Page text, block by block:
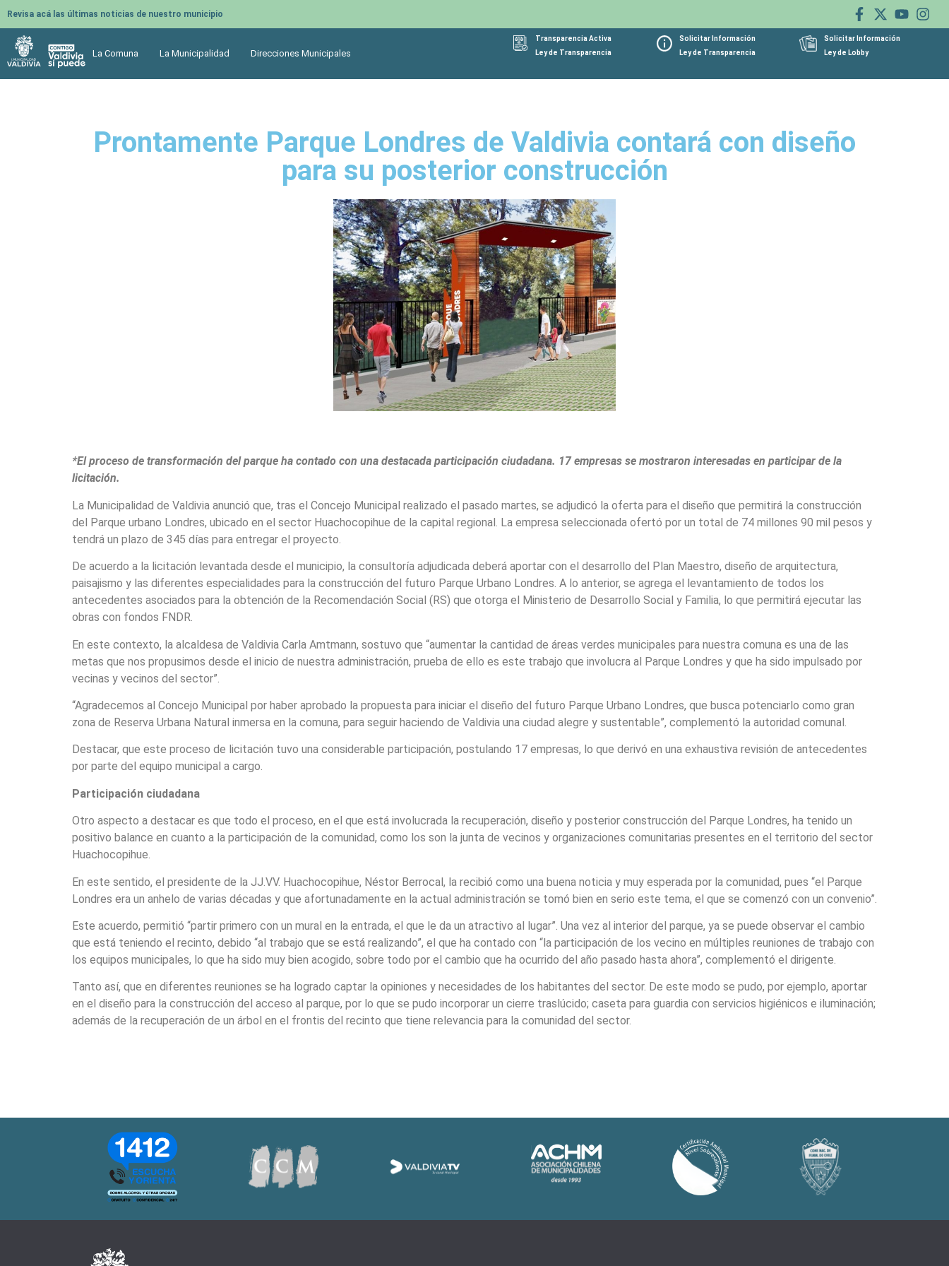
Revisa acá las últimas noticias de nuestro municipio
La Comuna La Municipalidad Direcciones Municipales
Transparencia Activa
Ley de Transparencia
Solicitar Información
Ley de Transparencia
Solicitar Información
Ley de Lobby
Prontamente Parque Londres de Valdivia contará con diseño
para su posterior construcción
*El proceso de transformación del parque ha contado con una destacada participación ciudadana. 17 empresas se mostraron interesadas en participar de la
licitación.
La Municipalidad de Valdivia anunció que, tras el Concejo Municipal realizado el pasado martes, se adjudicó la oferta para el diseño que permitirá la construcción
del Parque urbano Londres, ubicado en el sector Huachocopihue de la capital regional. La empresa seleccionada ofertó por un total de 74 millones 90 mil pesos y
tendrá un plazo de 345 días para entregar el proyecto.
De acuerdo a la licitación levantada desde el municipio, la consultoría adjudicada deberá aportar con el desarrollo del Plan Maestro, diseño de arquitectura,
paisajismo y las diferentes especialidades para la construcción del futuro Parque Urbano Londres. A lo anterior, se agrega el levantamiento de todos los
antecedentes asociados para la obtención de la Recomendación Social (RS) que otorga el Ministerio de Desarrollo Social y Familia, lo que permitirá ejecutar las
obras con fondos FNDR.
En este contexto, la alcaldesa de Valdivia Carla Amtmann, sostuvo que “aumentar la cantidad de áreas verdes municipales para nuestra comuna es una de las
metas que nos propusimos desde el inicio de nuestra administración, prueba de ello es este trabajo que involucra al Parque Londres y que ha sido impulsado por
vecinas y vecinos del sector”.
“Agradecemos al Concejo Municipal por haber aprobado la propuesta para iniciar el diseño del futuro Parque Urbano Londres, que busca potenciarlo como gran
zona de Reserva Urbana Natural inmersa en la comuna, para seguir haciendo de Valdivia una ciudad alegre y sustentable”, complementó la autoridad comunal.
Destacar, que este proceso de licitación tuvo una considerable participación, postulando 17 empresas, lo que derivó en una exhaustiva revisión de antecedentes
por parte del equipo municipal a cargo.
Participación ciudadana
Otro aspecto a destacar es que todo el proceso, en el que está involucrada la recuperación, diseño y posterior construcción del Parque Londres, ha tenido un
positivo balance en cuanto a la participación de la comunidad, como los son la junta de vecinos y organizaciones comunitarias presentes en el territorio del sector
Huachocopihue.
En este sentido, el presidente de la JJ.VV. Huachocopihue, Néstor Berrocal, la recibió como una buena noticia y muy esperada por la comunidad, pues “el Parque
Londres era un anhelo de varias décadas y que afortunadamente en la actual administración se tomó bien en serio este tema, el que se comenzó con un convenio”.
Este acuerdo, permitió “partir primero con un mural en la entrada, el que le da un atractivo al lugar”. Una vez al interior del parque, ya se puede observar el cambio
que está teniendo el recinto, debido “al trabajo que se está realizando”, el que ha contado con “la participación de los vecino en múltiples reuniones de trabajo con
los equipos municipales, lo que ha sido muy bien acogido, sobre todo por el cambio que ha ocurrido del año pasado hasta ahora”, complementó el dirigente.
Tanto así, que en diferentes reuniones se ha logrado captar la opiniones y necesidades de los habitantes del sector. De este modo se pudo, por ejemplo, aportar
en el diseño para la construcción del acceso al parque, por lo que se pudo incorporar un cierre traslúcido; caseta para guardia con servicios higiénicos e iluminación;
además de la recuperación de un árbol en el frontis del recinto que tiene relevancia para la comunidad del sector.